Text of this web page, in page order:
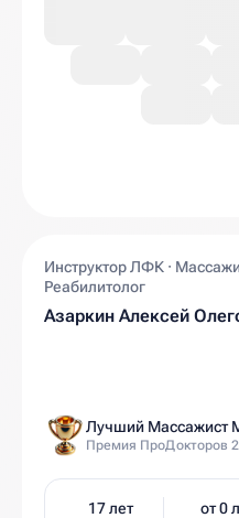
Инструктор ЛФК ·
Реабилитолог
Азаркин Алексей
Лучший Массажист
Премия ПроДокторов
17 лет от 0